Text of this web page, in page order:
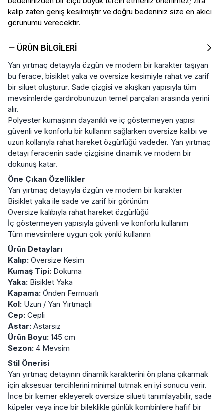
kalıp zaten geniş kesilmiştir ve doğru bedeniniz size en akıcı
görünümü verecektir.
ÜRÜN BILGILERI
Yan yırtmaç detayıyla özgün ve modern bir karakter taşıyan
bu ferace, bisiklet yaka ve oversize kesimiyle rahat ve zarif
bir siluet oluşturur. Sade çizgisi ve akışkan yapısıyla tüm
mevsimlerde gardırobunuzun temel parçaları arasında yerini
alır.
Polyester kumaşının dayanıklı ve iç göstermeyen yapısı
güvenli ve konforlu bir kullanım sağlarken oversize kalıbı ve
uzun kollarıyla rahat hareket özgürlüğü vadeder. Yan yırtmaç
detayı feracenin sade çizgisine dinamik ve modern bir
dokunuş katar.
Öne Çıkan Özellikler
Yan yırtmaç detayıyla özgün ve modern bir karakter
Bisiklet yaka ile sade ve zarif bir görünüm
Oversize kalıbıyla rahat hareket özgürlüğü
İç göstermeyen yapısıyla güvenli ve konforlu kullanım
Tüm mevsimlere uygun çok yönlü kullanım
Ürün Detayları
Kalıp: Oversize Kesim
Kumaş Tipi: Dokuma
Yaka: Bisiklet Yaka
Kapama: Önden Fermuarlı
Kol: Uzun / Yan Yırtmaçlı
Cep: Cepli
Astar: Astarsız
Ürün Boyu: 145 cm
Sezon: 4 Mevsim
Stil Önerisi
Yan yırtmaç detayının dinamik karakterini ön plana çıkarmak
için aksesuar tercihlerini minimal tutmak en iyi sonucu verir.
İnce bir kemer ekleyerek oversize silueti tanımlayabilir, sade
küpeler veya ince bir bileklikle günlük kombinlere hafif bir